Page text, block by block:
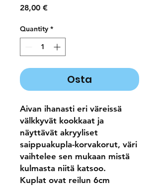
28,00 €Price
Quantity *
Osta
Aivan ihanasti eri väreissä
välkkyvät kookkaat ja
näyttävät akryyliset
saippuakupla-korvakorut, väri
vaihtelee sen mukaan mistä
kulmasta niitä katsoo.
Kuplat ovat reilun 6cm